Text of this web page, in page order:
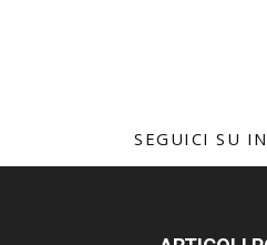
SEGUICI SU